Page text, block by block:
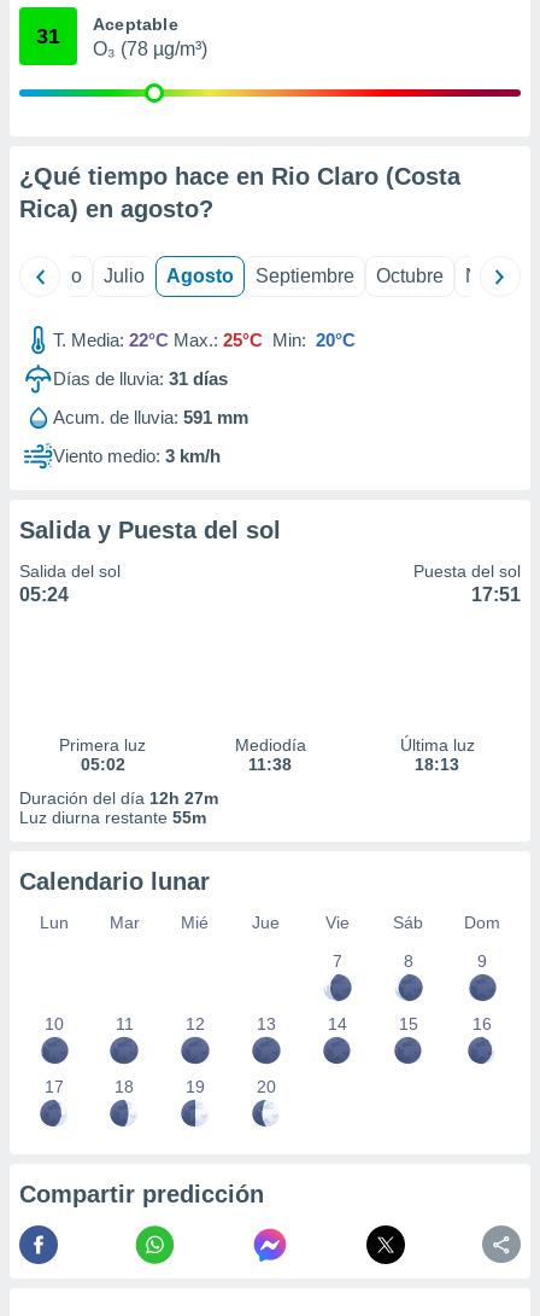
e
publicidad
1199
31 Aceptable
O₃ (78 µg/m³)
¿Qué tiempo hace en Rio Claro (Costa
Rica) en agosto?
Junio Julio Agosto Septiembre Octubre
T. Media: 22°C Max.: 25°C Min: 20°C
Días de lluvia: 31 días
Acum. de lluvia: 591 mm
Viento medio: 3 km/h
Salida y Puesta del sol
Salida del sol
05:24
Puesta del sol
17:51
Primera luz
05:02
Mediodía
11:38
Última luz
18:13
Duración del día 12h 27m
Luz diurna restante 55m
Calendario lunar
Lun Mar Mié Jue Vie Sáb
Dom
7
8 9
10 11 12 13 14 15 16
17 18 19 20
Compartir predicción